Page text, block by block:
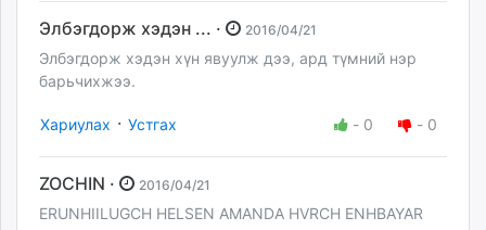
Элбэгдорж хэдэн ... · 2016/04/21
Элбэгдорж хэдэн хүн явуулж дээ, ард түмний нэр
барьчихжээ.
Хариулах · Устгах - 0 - 0
ZOCHIN · 2016/04/21
ERUNHIILUGCH HELSEN AMANDA HVRCH ENHBAYAR